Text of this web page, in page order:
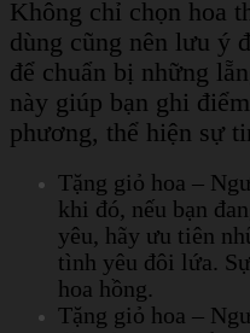
Không chỉ chọn hoa
dùng cũng nên lưu ý
để chuẩn bị những
này giúp bạn ghi
phương, thể hiện sự
Tặng giỏ hoa –
khi đó, nếu bạn
yêu, hãy ưu tiên
tình yêu đôi lứa.
hoa hồng.
Tặng giỏ hoa –